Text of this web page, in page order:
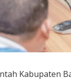
Kabupaten